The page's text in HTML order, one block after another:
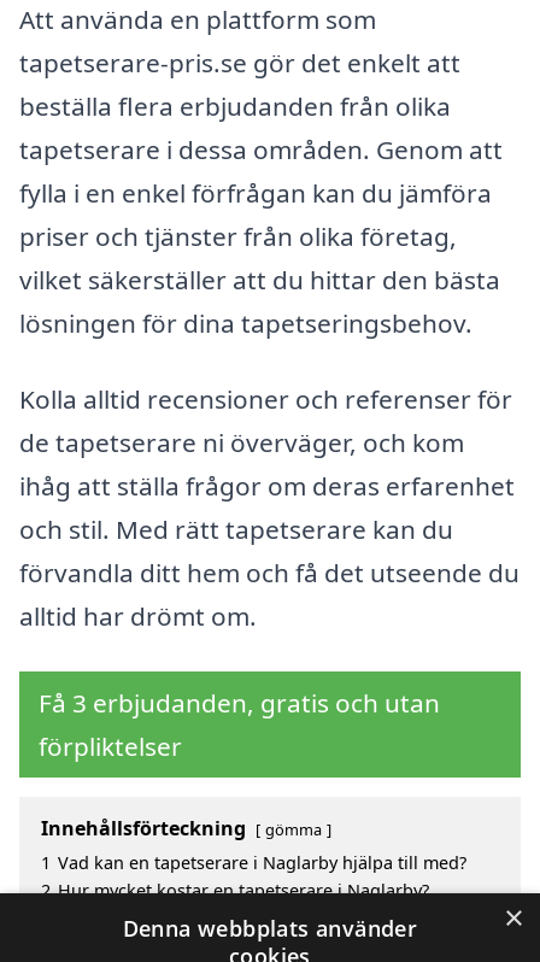
Att använda en plattform som
tapetserare-pris.se gör det enkelt att
beställa flera erbjudanden från olika
tapetserare i dessa områden. Genom att
fylla i en enkel förfrågan kan du jämföra
priser och tjänster från olika företag,
vilket säkerställer att du hittar den bästa
lösningen för dina tapetseringsbehov.
Kolla alltid recensioner och referenser för
de tapetserare ni överväger, och kom
ihåg att ställa frågor om deras erfarenhet
och stil. Med rätt tapetserare kan du
förvandla ditt hem och få det utseende du
alltid har drömt om.
Få 3 erbjudanden, gratis och utan
förpliktelser
Innehållsförteckning gömma
1 Vad kan en tapetserare i Naglarby hjälpa till med?
2 Hur mycket kostar en tapetserare i Naglarby?
Fördelar med att välja tapetserare i Naglarby
Sök efter en skicklig tapetserare i de omgivande
×
Denna webbplats använder
cookies